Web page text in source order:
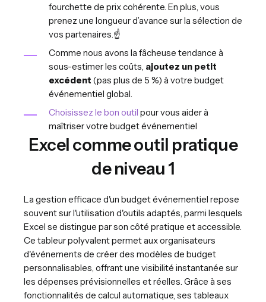
fourchette de prix cohérente. En plus, vous
prenez une longueur d’avance sur la sélection de
vos partenaires.☝️
Comme nous avons la fâcheuse tendance à
sous-estimer les coûts, ajoutez un petit
excédent (pas plus de 5 %) à votre budget
événementiel global.
Choisissez le bon outil pour vous aider à
maîtriser votre budget événementiel
Excel comme outil pratique
de niveau 1
La gestion efficace d'un budget événementiel repose
souvent sur l'utilisation d'outils adaptés, parmi lesquels
Excel se distingue par son côté pratique et accessible.
Ce tableur polyvalent permet aux organisateurs
d'événements de créer des modèles de budget
personnalisables, offrant une visibilité instantanée sur
les dépenses prévisionnelles et réelles. Grâce à ses
fonctionnalités de calcul automatique, ses tableaux